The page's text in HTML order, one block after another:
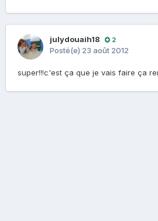
julydouaih18 2
Posté(e) 23 août 2012
super!!!c'est ça que je vais faire ça